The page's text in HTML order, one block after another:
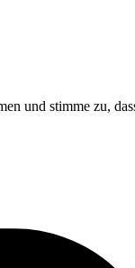
und stimme zu,